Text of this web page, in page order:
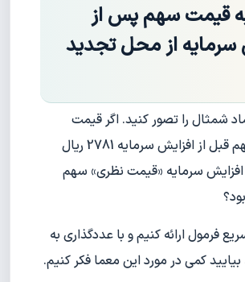
قیمت سهم پس از
سرمایه از محل تجدید
شمثال را تصور کنید. اگر قیمت
پایانی این سهم قبل از افزایش سرمایه 2781 ریال
سرمایه «قیمت نظری» سهم
فرمول ارائه کنیم و با عددگذاری به
کمی در مورد این معما فکر کنیم.